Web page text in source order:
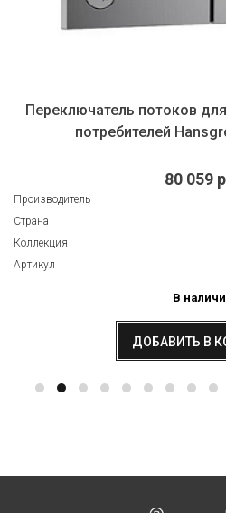
Переключатель потоков
потребителей
80 059
Производитель
Страна
Коллекция
Артикул
В
ДОБАВИТЬ В